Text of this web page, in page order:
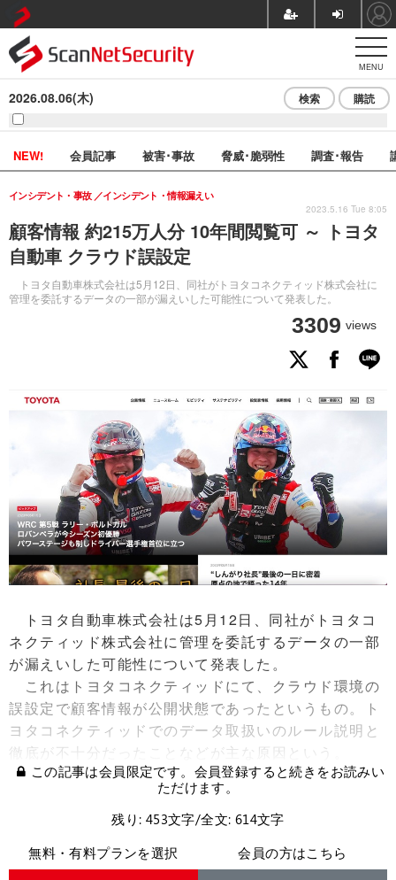
MENU
2026.08.06(木) 検索 購読
NEW! 会員記事 被害･事故 脅威･脆弱性 調査･報告
顧客情報 約215万人分 10年間閲覧可 ～ トヨタ
自動車 クラウド誤設定
トヨタ自動車株式会社は5月12日、同社がトヨタコネクティッド株式会社に
管理を委託するデータの一部が漏えいした可能性について発表した。
インシデント・事故 インシデント・情報漏えい
3309 views
2023.5.16 Tue 8:05
トヨタ自動車株式会社は5月12日、同社がトヨタコ
ネクティッド株式会社に管理を委託するデータの一部
が漏えいした可能性について発表した。
これはトヨタコネクティッドにて、クラウド環境の
誤設定で顧客情報が公開状態であったというもの。ト
ヨタコネクティッドでのデータ取扱いのルール説明と
徹底が不十分だったことなどが主な原因という。
この記事は会員限定です。会員登録すると続きをお読みい
ただけます。
残り: 453文字/全文: 614文字
無料・有料プランを選択
会員の方はこちら